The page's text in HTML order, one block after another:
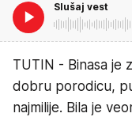
Slušaj vest
TUTIN - Binasa je
dobru porodicu,
najmilije. Bila je